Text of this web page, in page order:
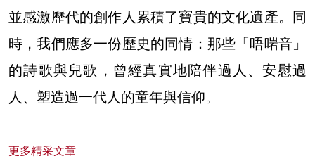
並感激歷代的創作人累積了寶貴的文化遺產。同
時，我們應多一份歷史的同情：那些「唔啱音」
的詩歌與兒歌，曾經真實地陪伴過人、安慰過
人、塑造過一代人的童年與信仰。
更多精采文章